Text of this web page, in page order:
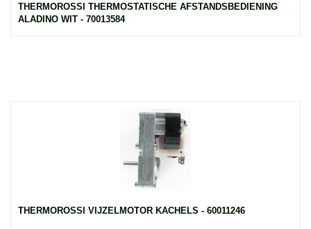
THERMOROSSI THERMOSTATISCHE AFSTANDSBEDIENING
ALADINO WIT - 70013584
THERMOROSSI VIJZELMOTOR KACHELS - 60011246